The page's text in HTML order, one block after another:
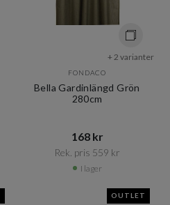
+ 2 varianter
FONDACO
Bella Gardinlängd Grön
280cm
168 kr​​
Rek. pris 559 kr​​
I lager
OUTLET